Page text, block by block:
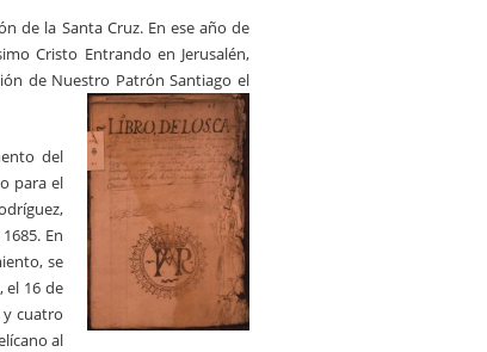
de la Santa Cruz. En ese año de
Cristo Entrando en Jerusalén,
de Nuestro Patrón Santiago el
del
para el
En
se
el 16 de
y cuatro
al